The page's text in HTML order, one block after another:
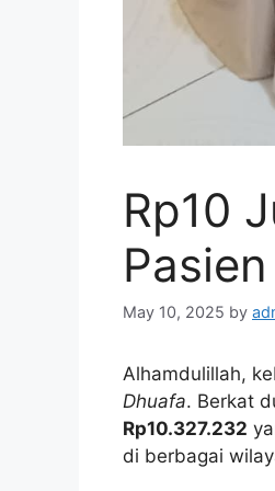
Rp10
May 10, 2025 by
Alhamdulillah,
Dhuafa. Berkat
Rp10.327.232
di berbagai